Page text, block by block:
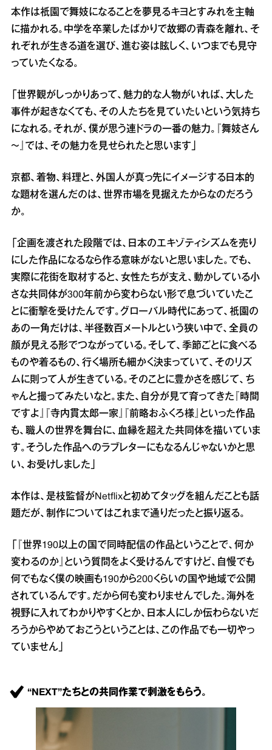
本作は祇園で舞妓になることを夢見るキヨとすみれを主軸
に描かれる。中学を卒業したばかりで故郷の青森を離れ、そ
れぞれが生きる道を選び、進む姿は眩しく、いつまでも見守
っていたくなる。
「世界観がしっかりあって、魅力的な人物がいれば、大した
事件が起きなくても、その人たちを見ていたいという気持ち
になれる。それが、僕が思う連ドラの一番の魅力。『舞妓さん
～』では、その魅力を見せられたと思います」
京都、着物、料理と、外国人が真っ先にイメージする日本的
な題材を選んだのは、世界市場を見据えたからなのだろう
か。
「企画を渡された段階では、日本のエキゾティシズムを売り
にした作品になるなら作る意味がないと思いました。でも、
実際に花街を取材すると、女性たちが支え、動かしている小
さな共同体が300年前から変わらない形で息づいていたこ
とに衝撃を受けたんです。グローバル時代にあって、祇園の
あの一角だけは、半径数百メートルという狭い中で、全員の
顔が見える形でつながっている。そして、季節ごとに食べる
ものや着るもの、行く場所も細かく決まっていて、そのリズ
ムに則って人が生きている。そのことに豊かさを感じて、ち
ゃんと撮ってみたいなと。また、自分が見て育ってきた『時間
ですよ』『寺内貫太郎一家』『前略おふくろ様』といった作品
も、職人の世界を舞台に、血縁を超えた共同体を描いていま
す。そうした作品へのラブレターにもなるんじゃないかと思
い、お受けしました」
本作は、是枝監督がNetflixと初めてタッグを組んだことも話
題だが、制作についてはこれまで通りだったと振り返る。
「『世界190以上の国で同時配信の作品ということで、何か
変わるのか』という質問をよく受けるんですけど、自慢でも
何でもなく僕の映画も190から200くらいの国や地域で公開
されているんです。だから何も変わりませんでした。海外を
視野に入れてわかりやすくとか、日本人にしか伝わらないだ
ろうからやめておこうということは、この作品でも一切やっ
ていません」
“NEXT”たちとの共同作業で刺激をもらう。